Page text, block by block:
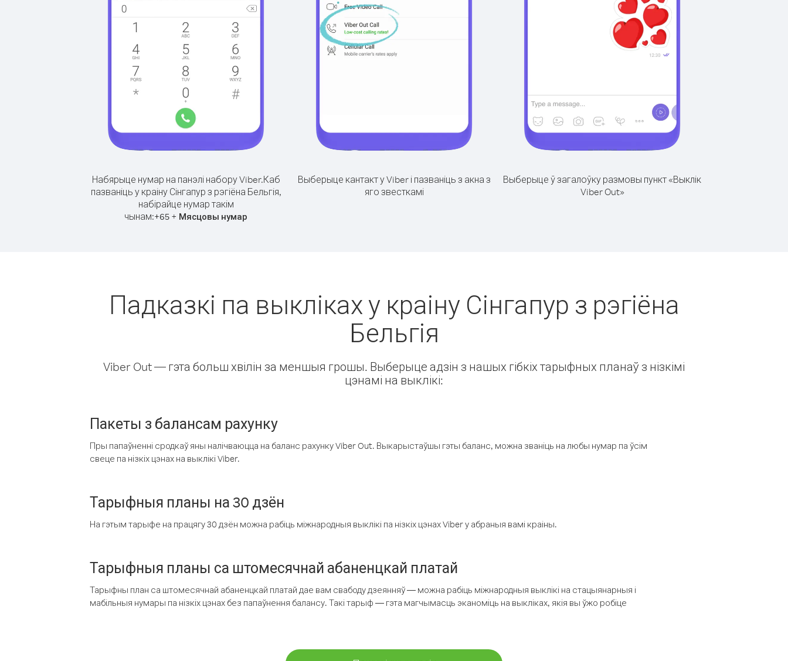
Набярыце нумар на панэлі набору Viber.Каб
пазваніць у краіну Сінгапур з рэгіёна Бельгія,
набірайце нумар такім
чынам:+65 + Мясцовы нумар
Выберыце кантакт у Viber і пазваніць з акна з
яго звесткамі
Выберыце ў загалоўку размовы пункт «Выклік
Viber Out»
Падказкі па выкліках у краіну Сінгапур з рэгіёна
Бельгія
Viber Out — гэта больш хвілін за меншыя грошы. Выберыце адзін з нашых гібкіх тарыфных планаў з нізкімі
цэнамі на выклікі:
Пакеты з балансам рахунку
Пры папаўненні сродкаў яны налічваюцца на баланс рахунку Viber Out. Выкарыстаўшы гэты баланс, можна званіць на любы нумар па ўсім
свеце па нізкіх цэнах на выклікі Viber.
Тарыфныя планы на 30 дзён
На гэтым тарыфе на працягу 30 дзён можна рабіць міжнародныя выклікі па нізкіх цэнах Viber у абраныя вамі краіны.
Тарыфныя планы са штомесячнай абаненцкай платай
Тарыфны план са штомесячнай абаненцкай платай дае вам свабоду дзеянняў — можна рабіць міжнародныя выклікі на стацыянарныя і
мабільныя нумары па нізкіх цэнах без папаўнення балансу. Такі тарыф — гэта магчымасць эканоміць на выкліках, якія вы ўжо робіце